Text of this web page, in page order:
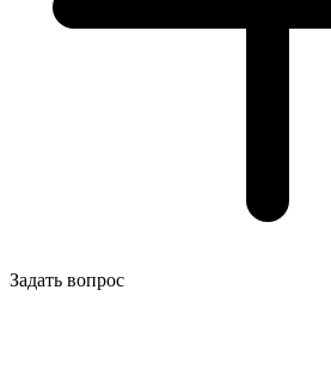
Задать вопрос